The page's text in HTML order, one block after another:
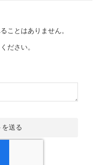
ことはありません。
ださい。